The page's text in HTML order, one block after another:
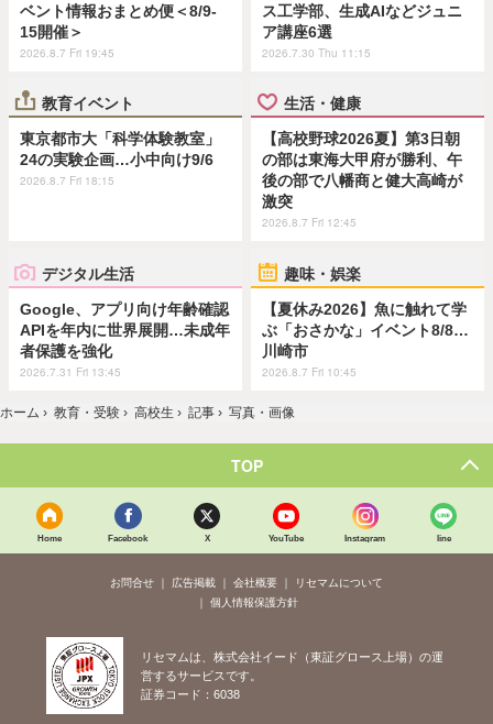
ベント情報おまとめ便＜8/9-
15開催＞
2026.8.7 Fri 19:45
ス工学部、生成AIなどジュニ
ア講座6選
2026.7.30 Thu 11:15
教育イベント
東京都市大「科学体験教室」
24の実験企画…小中向け9/6
2026.8.7 Fri 18:15
生活・健康
【高校野球2026夏】第3日朝
の部は東海大甲府が勝利、午
後の部で八幡商と健大高崎が
激突
2026.8.7 Fri 12:45
デジタル生活
Google、アプリ向け年齢確認
APIを年内に世界展開…未成年
者保護を強化
2026.7.31 Fri 13:45
趣味・娯楽
【夏休み2026】魚に触れて学
ぶ「おさかな」イベント8/8…
川崎市
2026.8.7 Fri 10:45
ホーム › 教育・受験 › 高校生 › 記事 › 写真・画像
TOP
Home Facebook X YouTube Instagram line
お問合せ 広告掲載 会社概要
リセマムについて
個人情報保護方針
リセマムは、株式会社イード（東証グロース上場）の運
営するサービスです。
証券コード：6038